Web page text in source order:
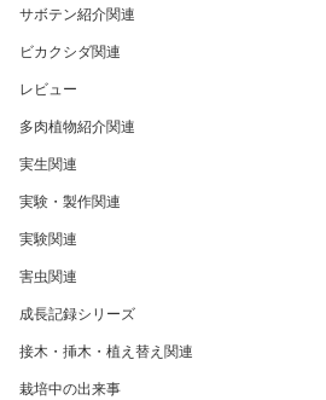
サボテン紹介関連
ビカクシダ関連
レビュー
多肉植物紹介関連
実生関連
実験・製作関連
実験関連
害虫関連
成長記録シリーズ
接木・挿木・植え替え関連
栽培中の出来事